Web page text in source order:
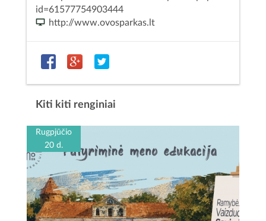
id=61577754903444
http://www.ovosparkas.lt
Kiti kiti renginiai
Rugpjūčio
20 d.